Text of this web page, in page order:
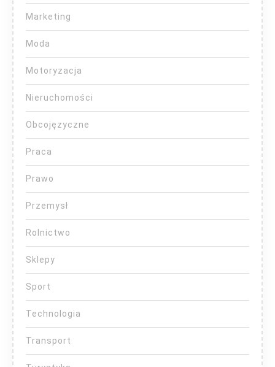
Marketing
Moda
Motoryzacja
Nieruchomości
Obcojęzyczne
Praca
Prawo
Przemysł
Rolnictwo
Sklepy
Sport
Technologia
Transport